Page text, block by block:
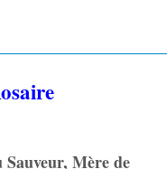
Mère de